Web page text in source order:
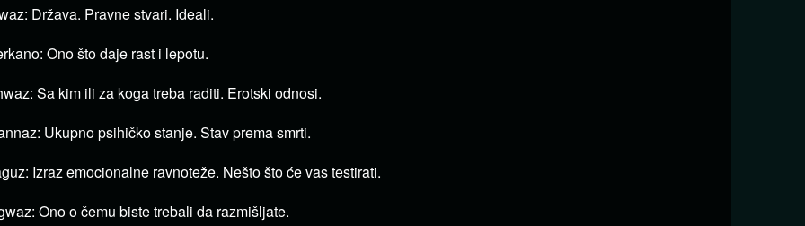
Država. Pravne stvari. Ideali.
Ono što daje rast i lepotu.
Sa kim ili za koga treba raditi. Erotski odnosi.
Ukupno psihičko stanje. Stav prema smrti.
Izraz emocionalne ravnoteže. Nešto što će vas testirati.
Ono o čemu biste trebali da razmišljate.